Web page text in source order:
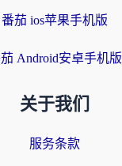
番茄 ios苹果手机版
Android安卓手机版
关于我们
服务条款